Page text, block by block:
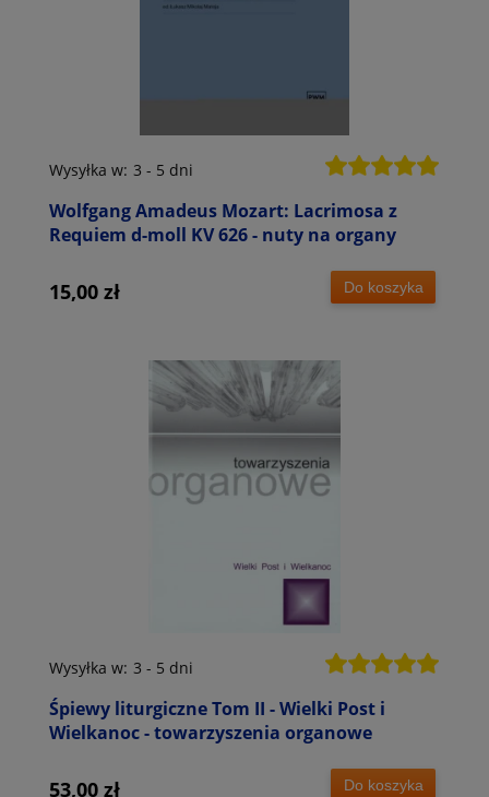
Wolfgang Amadeus Mozart: Lacrimosa z
Requiem d-moll KV 626 - nuty na organy
Wysyłka w: 3 - 5 dni
15,00 zł Do koszyka
Śpiewy liturgiczne Tom II - Wielki Post i
Wielkanoc - towarzyszenia organowe
Wysyłka w: 3 - 5 dni
53,00 zł Do koszyka